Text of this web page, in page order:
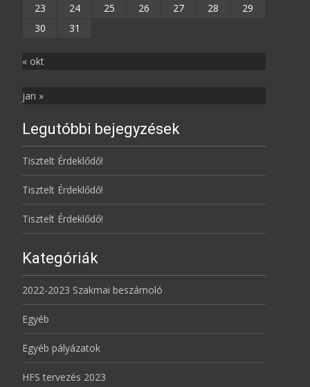
23
24 25 26 27 28
29
30
31
« okt
jan »
Legutóbbi bejegyzések
Tisztelt Érdeklődő!
Tisztelt Érdeklődő!
Tisztelt Érdeklődő!
Kategóriák
2022-2023 Szakmai beszámoló
Egyéb
Egyéb pályázatok
HFS tervezés 2023